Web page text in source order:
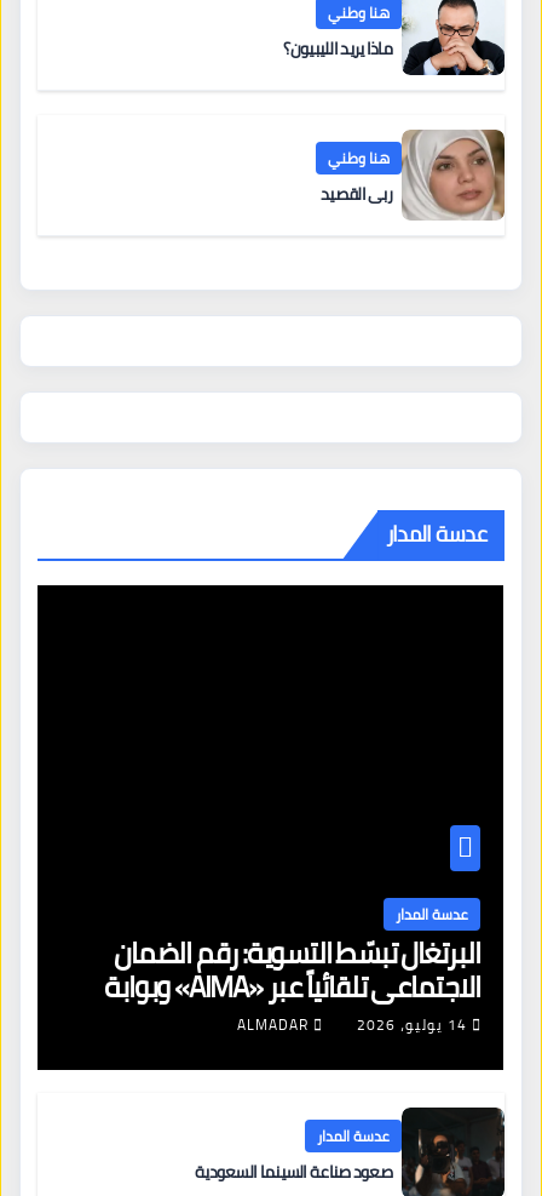
هنا وطني
ماذا يريد الليبيون؟
هنا وطني
ربى القصيد
عدسة المدار
عدسة المدار
البرتغال تبسّط التسوية: رقم الضمان
الاجتماعي تلقائياً عبر «AIMA» وبوابة
جديدة لتجديد الإقامات
14 يوليو، 2026 ALMADAR
عدسة المدار
صعود صناعة السينما السعودية